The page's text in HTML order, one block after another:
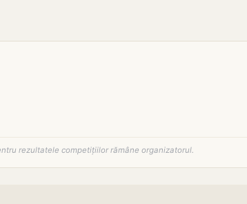
rezultatele competițiilor rămâne organizatorul.